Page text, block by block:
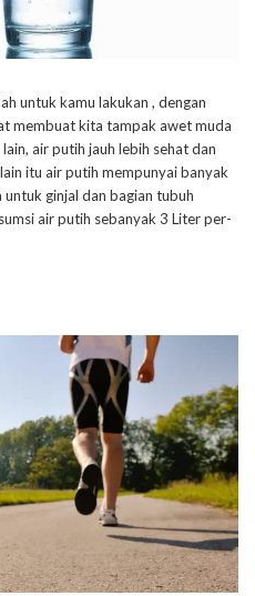
untuk kamu lakukan , dengan
membuat kita tampak awet muda
air putih jauh lebih sehat dan
itu air putih mempunyai banyak
ginjal dan bagian tubuh
air putih sebanyak 3 Liter per-